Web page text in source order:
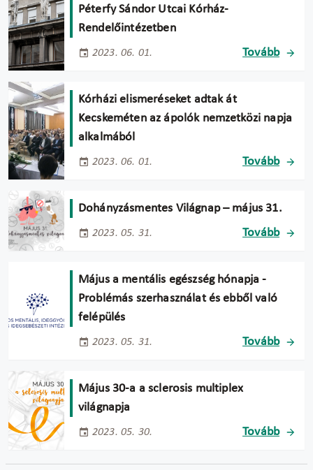
Péterfy Sándor Utcai Kórház-
Rendelőintézetben
2023. 06. 01. Tovább
Kórházi elismeréseket adtak át
Kecskeméten az ápolók nemzetközi napja
alkalmából
2023. 06. 01. Tovább
Dohányzásmentes Világnap – május 31.
2023. 05. 31. Tovább
Május a mentális egészség hónapja -
Problémás szerhasználat és ebből való
felépülés
2023. 05. 31. Tovább
Május 30-a a sclerosis multiplex
világnapja
2023. 05. 30. Tovább